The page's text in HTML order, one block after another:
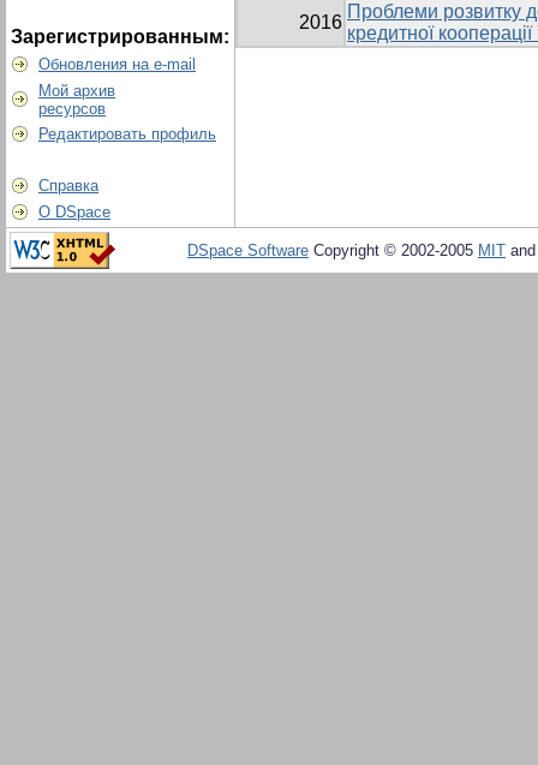
Зарегистрированным:
Обновления на e-mail
Мой архив
ресурсов
Редактировать профиль
Справка
О DSpace
2016
Проблеми розвитку
кредитної кооперації
DSpace Software Copyright © 2002-2005 MIT